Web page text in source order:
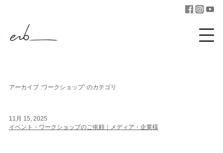
アーカイブ :ワークショップ’ のカテゴリ
11月 15, 2025
イベント・ワークショップのご依頼｜メディア・企業様